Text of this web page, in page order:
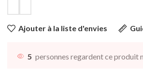
Ajouter à la liste d'envies
5 personnes regardent ce produit